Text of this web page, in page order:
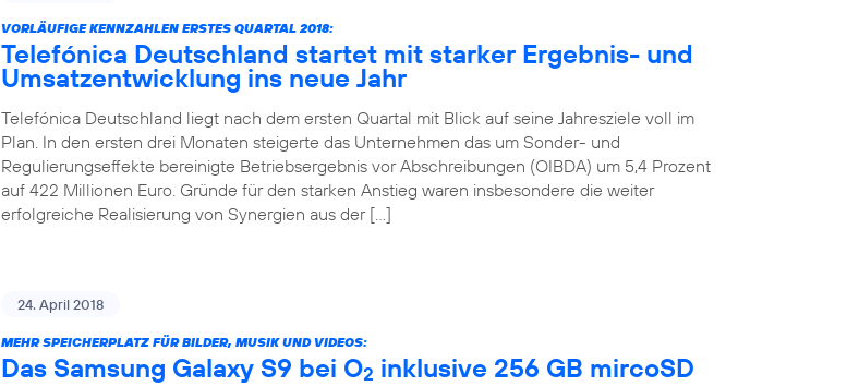
VORLÄUFIGE KENNZAHLEN ERSTES QUARTAL 2018:
Telefónica Deutschland startet mit starker Ergebnis- und
Umsatzentwicklung ins neue Jahr
Telefónica Deutschland liegt nach dem ersten Quartal mit Blick auf seine Jahresziele voll im
Plan. In den ersten drei Monaten steigerte das Unternehmen das um Sonder- und
Regulierungseffekte bereinigte Betriebsergebnis vor Abschreibungen (OIBDA) um 5,4 Prozent
auf 422 Millionen Euro. Gründe für den starken Anstieg waren insbesondere die weiter
erfolgreiche Realisierung von Synergien aus der […]
24. April 2018
MEHR SPEICHERPLATZ FÜR BILDER, MUSIK UND VIDEOS:
Das Samsung Galaxy S9 bei O2 inklusive 256 GB mircoSD